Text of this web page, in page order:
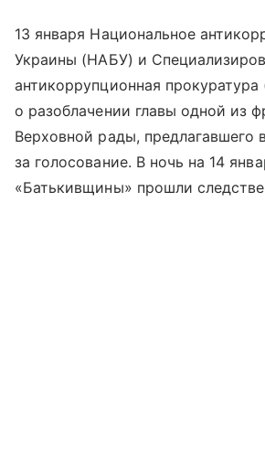
13 января Национальное
Украины (НАБУ) и
антикоррупционная
о разоблачении главы одной из
Верховной рады, предлагавшего
за голосование. В ночь на 14
«Батькивщины» прошли